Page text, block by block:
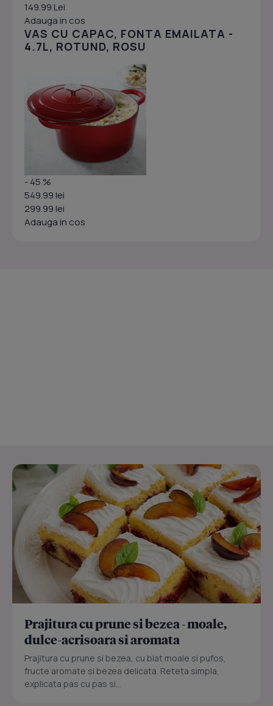
149.99 Lei
Adauga in cos
VAS CU CAPAC, FONTA EMAILATA -
4.7L, ROTUND, ROSU
- 45 %
549.99 lei
299.99 lei
Adauga in cos
Prajitura cu prune si bezea - moale,
dulce-acrisoara si aromata
Prajitura cu prune si bezea, cu blat moale si pufos,
fructe aromate si bezea delicata. Reteta simpla,
explicata pas cu pas si...